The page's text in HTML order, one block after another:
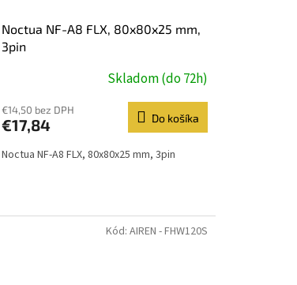
Noctua NF-A8 FLX, 80x80x25 mm,
3pin
Skladom (do 72h)
€14,50 bez DPH
€17,84 Do košíka
Noctua NF-A8 FLX, 80x80x25 mm, 3pin
Kód: AIREN - FHW120S